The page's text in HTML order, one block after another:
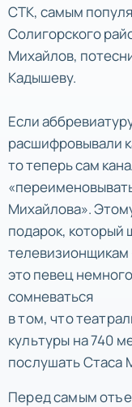
СТК, самым
Солигорского
Михайлов,
Кадышеву.
Если
расшифровывали
то теперь сам
Михайлова».
подарок,
телевизионщикам
это певец
сомневаться
в том, что
культуры на 740
послушать Стаса
Перед самым